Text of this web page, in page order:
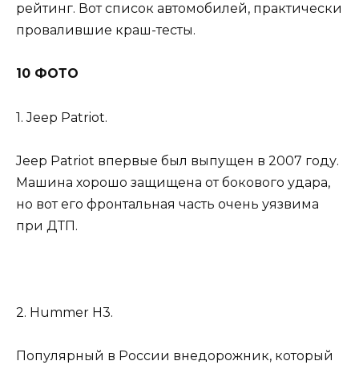
рейтинг. Вот список автомобилей, практически
провалившие краш-тесты.
10 ФОТО
1. Jeep Patriot.
Jeep Patriot впервые был выпущен в 2007 году.
Машина хорошо защищена от бокового удара,
но вот его фронтальная часть очень уязвима
при ДТП.
2. Hummer H3.
Популярный в России внедорожник, который